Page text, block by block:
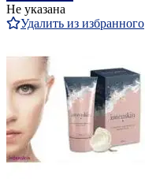
Не указана
Удалить из избранного